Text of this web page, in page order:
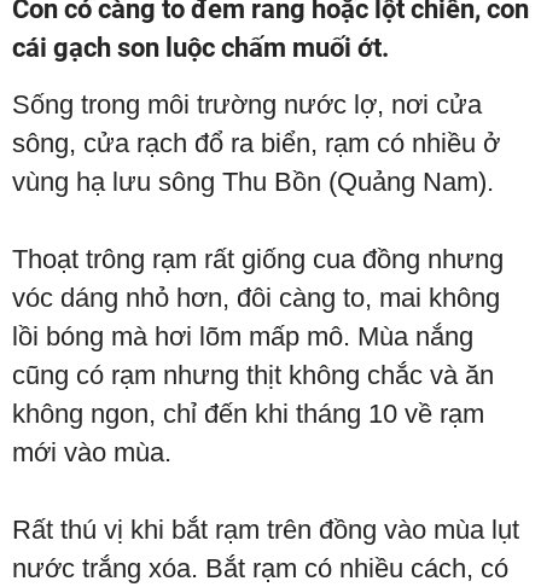
Con có càng to đem rang hoặc lột chiên, con
cái gạch son luộc chấm muối ớt.
Sống trong môi trường nước lợ, nơi cửa
sông, cửa rạch đổ ra biển, rạm có nhiều ở
vùng hạ lưu sông Thu Bồn (Quảng Nam).
Thoạt trông rạm rất giống cua đồng nhưng
vóc dáng nhỏ hơn, đôi càng to, mai không
lồi bóng mà hơi lõm mấp mô. Mùa nắng
cũng có rạm nhưng thịt không chắc và ăn
không ngon, chỉ đến khi tháng 10 về rạm
mới vào mùa.
Rất thú vị khi bắt rạm trên đồng vào mùa lụt
nước trắng xóa. Bắt rạm có nhiều cách, có